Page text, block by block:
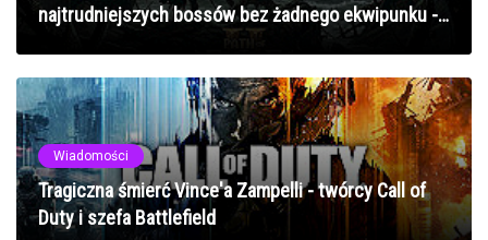
najtrudniejszych bossów bez żadnego ekwipunku -
Wiadomości
Tragiczna śmierć Vince'a Zampelli - twórcy Call of
Duty i szefa Battlefield